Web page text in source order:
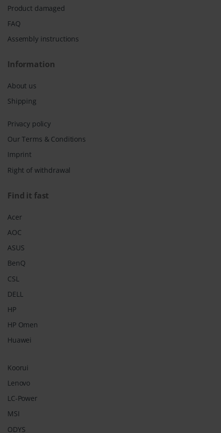
Product damaged
FAQ
Assembly instructions
Information
About us
Shipping
Privacy policy
Our Terms & Conditions
Imprint
Right of withdrawal
Find it fast
Acer
AOC
ASUS
BenQ
CSL
DELL
HP
HP Omen
Huawei
Koorui
Lenovo
LC-Power
MSI
ODYS